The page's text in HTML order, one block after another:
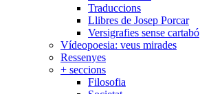
Traduccions
Llibres de Josep Porcar
Versigrafies sense cartabó
Vídeopoesia: veus mirades
Ressenyes
+ seccions
Filosofia